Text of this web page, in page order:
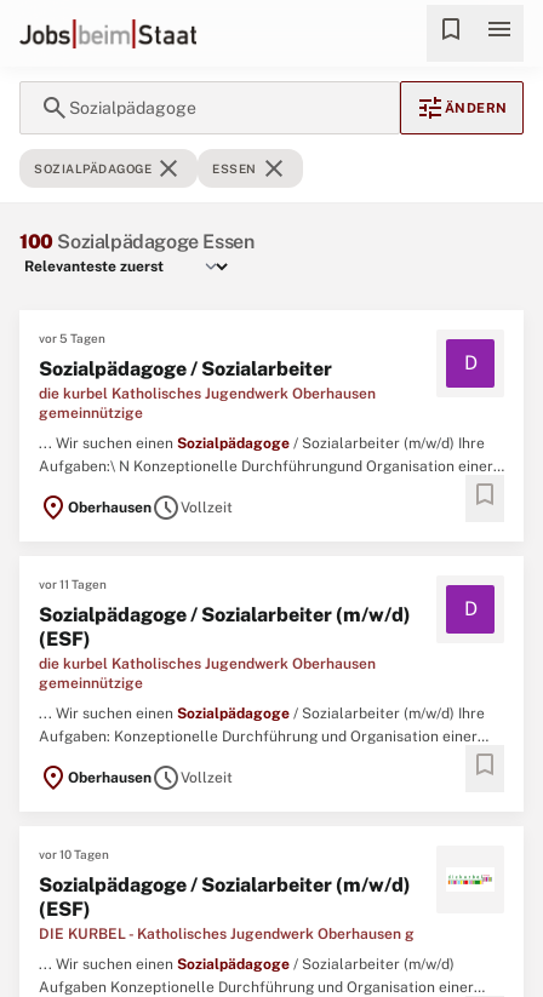
bookmark menu
search Sozialpädagoge tune ÄNDERN
SOZIALPÄDAGOGE close ESSEN close
100 Sozialpädagoge Essen
vor 5 Tagen
Sozialpädagoge / Sozialarbeiter
die kurbel Katholisches Jugendwerk Oberhausen
gemeinnützige
D
... Wir suchen einen Sozialpädagoge / Sozialarbeiter (m/w/d) Ihre
Aufgaben:\ N Konzeptionelle Durchführungund Organisation einer
Maßnahme des Bundesministeriums für Arbeit und Soziales und der
Europäischen Union über den Europäischen Sozialfonds Plus
location_on OberhausenscheduleVollzeit bookmark
vor 11 Tagen
Sozialpädagoge / Sozialarbeiter (m/w/d)
(ESF)
die kurbel Katholisches Jugendwerk Oberhausen
gemeinnützige
D
... Wir suchen einen Sozialpädagoge / Sozialarbeiter (m/w/d) Ihre
Aufgaben: Konzeptionelle Durchführung und Organisation einer
Maßnahme des Bundesministeriums für Arbeit und Soziales und der
Europäischen Union über den Europäischen Sozialfonds Plus
location_on OberhausenscheduleVollzeit bookmark
vor 10 Tagen
Sozialpädagoge / Sozialarbeiter (m/w/d)
(ESF)
DIE KURBEL - Katholisches Jugendwerk Oberhausen g
... Wir suchen einen Sozialpädagoge / Sozialarbeiter (m/w/d)
Aufgaben Konzeptionelle Durchführung und Organisation einer